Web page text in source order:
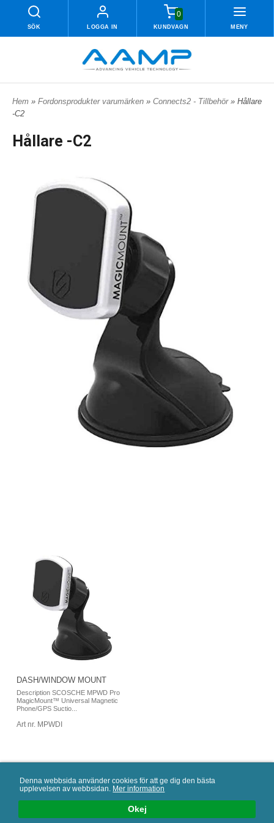
Okej
Denna webbsida använder cookies för att ge dig den bästa
upplevelsen av webbsidan. Mer information
SÖK LOGGA IN
0
KUNDVAGN MENY
Hem » Fordonsprodukter varumärken » Connects2 - Tillbehör » Hållare
-C2
Hållare -C2
DASH/WINDOW MOUNT
Description SCOSCHE MPWD Pro
MagicMount™ Universal Magnetic
Phone/GPS Suctio...
Art nr. MPWDI
AAMP Nordic AB en del av AAMP Global